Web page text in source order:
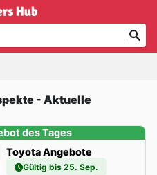
- Aktuelle
des Tages
Toyota Angebote
Gültig bis 25. Sep.